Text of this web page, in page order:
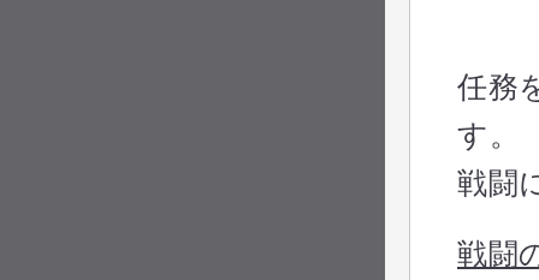
任務
す。
戦闘
戦闘